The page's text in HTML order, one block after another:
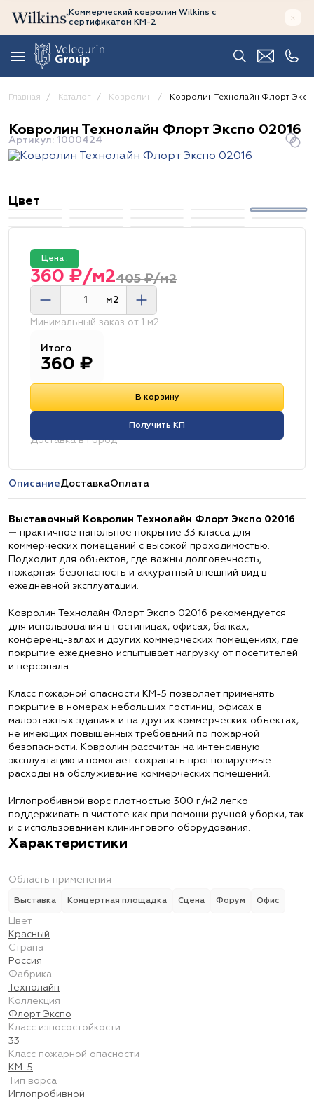
Коммерческий ковролин Wilkins с
сертификатом КМ-2
Главная Каталог Ковролин Ковролин Технолайн Флорт
Ковролин Технолайн Флорт Экспо 02016
Артикул: 1000424
Цвет
Цена :
405 ₽/м2
360 ₽/м2
м2
Минимальный заказ от 1 м2
Итого
360 ₽
В корзину
Получить КП
Доставка в город:
ОписаниеДоставкаОплата
Выставочный Ковролин Технолайн Флорт Экспо 02016
— практичное напольное покрытие 33 класса для
коммерческих помещений с высокой проходимостью.
Подходит для объектов, где важны долговечность,
пожарная безопасность и аккуратный внешний вид в
ежедневной эксплуатации.
Ковролин Технолайн Флорт Экспо 02016 рекомендуется
для использования в гостиницах, офисах, банках,
конференц-залах и других коммерческих помещениях, где
покрытие ежедневно испытывает нагрузку от посетителей
и персонала.
Класс пожарной опасности КМ-5 позволяет применять
покрытие в номерах небольших гостиниц, офисах в
малоэтажных зданиях и на других коммерческих объектах,
не имеющих повышенных требований по пожарной
безопасности. Ковролин рассчитан на интенсивную
эксплуатацию и помогает сохранять прогнозируемые
расходы на обслуживание коммерческих помещений.
Иглопробивной ворс плотностью 300 г/м2 легко
поддерживать в чистоте как при помощи ручной уборки, так
и с использованием клинингового оборудования.
Характеристики
Область применения
Выставка Концертная площадка Сцена Форум Офис
Цвет
Красный
Страна
Россия
Фабрика
Технолайн
Коллекция
Флорт Экспо
Класс износостойкости
33
Класс пожарной опасности
КМ-5
Тип ворса
Иглопробивной